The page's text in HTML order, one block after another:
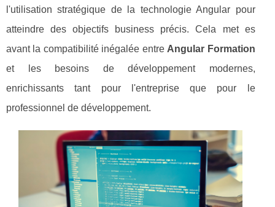
l'utilisation stratégique de la technologie Angular pour
atteindre des objectifs business précis. Cela met es
avant la compatibilité inégalée entreAngular Formation
et les besoins de développement modernes,
enrichissants tant pour l'entreprise que pour le
professionnel de développement.